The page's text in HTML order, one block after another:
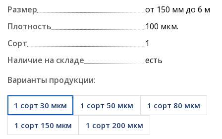
Размер
от 150 мм до 6 м
Плотность
100 мкм.
Сорт
1
Наличие на складе
есть
Варианты продукции:
1 сорт 30 мкм 1 сорт 50 мкм
1 сорт 80 мкм
1 сорт 150 мкм
1 сорт 200 мкм